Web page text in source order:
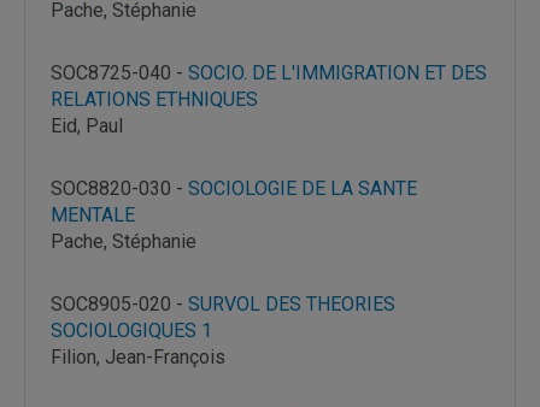
Pache, Stéphanie
SOC8725-040 - SOCIO. DE L'IMMIGRATION ET DES
RELATIONS ETHNIQUES
Eid, Paul
SOC8820-030 - SOCIOLOGIE DE LA SANTE
MENTALE
Pache, Stéphanie
SOC8905-020 - SURVOL DES THEORIES
SOCIOLOGIQUES 1
Filion, Jean-François